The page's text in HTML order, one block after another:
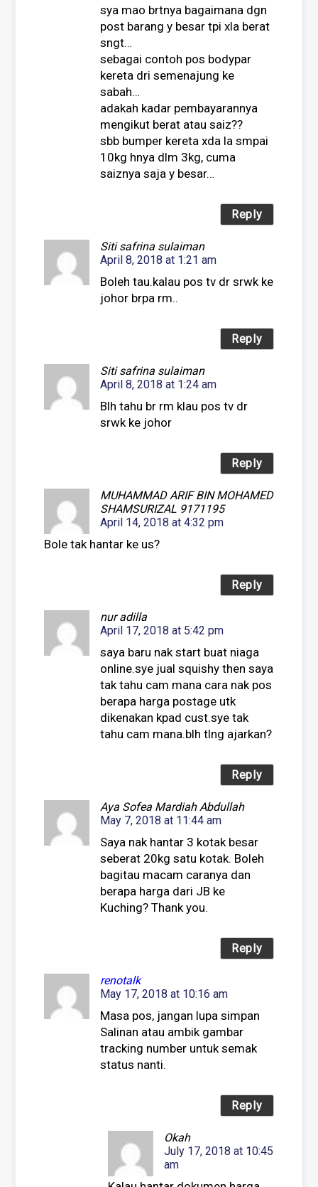
sya mao brtnya bagaimana dgn
post barang y besar tpi xla berat
sngt…
sebagai contoh pos bodypar
kereta dri semenajung ke
sabah…
adakah kadar pembayarannya
mengikut berat atau saiz??
sbb bumper kereta xda la smpai
10kg hnya dlm 3kg, cuma
saiznya saja y besar…
Reply
Siti safrina sulaiman
April 8, 2018 at 1:21 am
Boleh tau.kalau pos tv dr srwk ke
johor brpa rm..
Reply
Siti safrina sulaiman
April 8, 2018 at 1:24 am
Blh tahu br rm klau pos tv dr
srwk ke johor
Reply
MUHAMMAD ARIF BIN MOHAMED
SHAMSURIZAL 9171195
April 14, 2018 at 4:32 pm
Bole tak hantar ke us?
Reply
nur adilla
April 17, 2018 at 5:42 pm
saya baru nak start buat niaga
online.sye jual squishy then saya
tak tahu cam mana cara nak pos
berapa harga postage utk
dikenakan kpad cust.sye tak
tahu cam mana.blh tlng ajarkan?
Reply
Aya Sofea Mardiah Abdullah
May 7, 2018 at 11:44 am
Saya nak hantar 3 kotak besar
seberat 20kg satu kotak. Boleh
bagitau macam caranya dan
berapa harga dari JB ke
Kuching? Thank you.
Reply
renotalk
May 17, 2018 at 10:16 am
Masa pos, jangan lupa simpan
Salinan atau ambik gambar
tracking number untuk semak
status nanti.
Reply
Okah
July 17, 2018 at 10:45
am